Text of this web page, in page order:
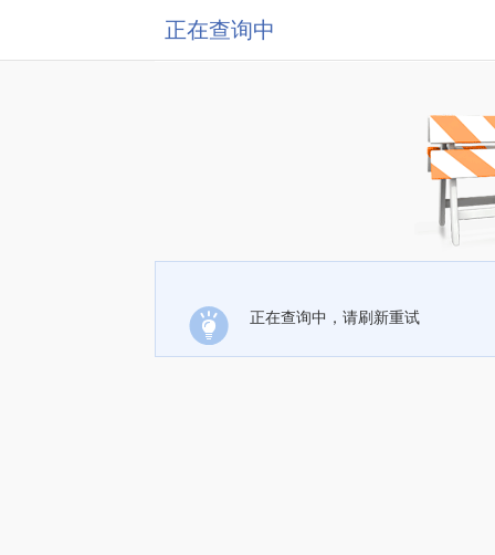
正在查询中
正在查询中，请刷新重试